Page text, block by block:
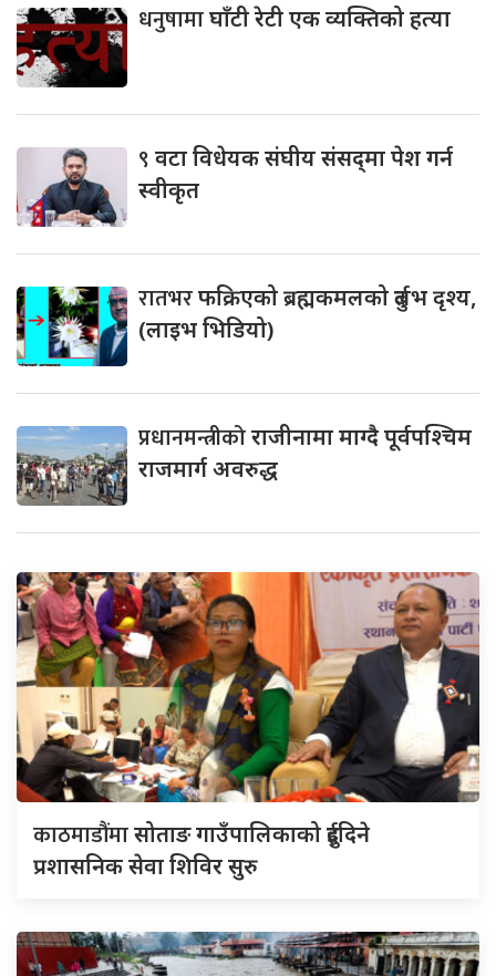
धनुषामाघाँटी रेटी एक व्यक्तिको हत्या
९ वटा विधेयक संघीय संसद्‌मा पेश गर्न
स्वीकृत
रातभरफक्रिएको ब्रह्मकमलको दुर्लभ दृश्य,
(लाइभ भिडियो)
प्रधानमन्त्रीकोराजीनामा माग्दै पूर्वपश्चिम
राजमार्ग अवरुद्ध
काठमाडौंमासोताङ गाउँपालिकाको दुईदिने
प्रशासनिक सेवा शिविर सुरु